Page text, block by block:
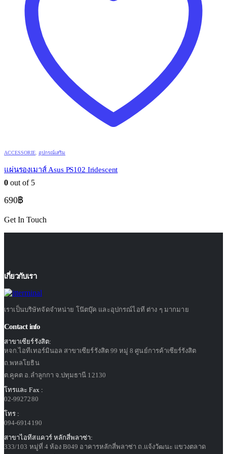
ACCESSORIE อุปกรณ์เสริม
แผ่นรองเมาส์ Asus PS102 Iridescent
0 out of 5
690฿
Get In Touch
เกี่ยวกับเรา
เราเป็นบริษัทจัดจำหน่าย โน๊ตบุ๊ค และอุปกรณ์ไอที ต่าง ๆ มากมาย
Contact info
สาขาเซียร์รังสิต:
หจก.ไอทีเทอร์มินอล สาขาเซียร์รังสิต 99 หมู่ 8 ศูนย์การค้าเซียร์รังสิต
ถ.พหลโยธิน
ต.คูคต อ.ลำลูกกา จ.ปทุมธานี 12130
โทรและ Fax :
02-9927280
โทร :
094-6914190
สาขาไอทีสแควร์ หลักสี่พลาซ่า:
333/103 หมู่ที่ 4 ห้อง B049 อาคารหลักสี่พลาซ่า ถ.แจ้งวัฒนะ แขวงตลาด